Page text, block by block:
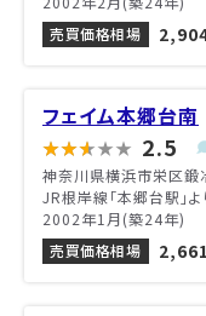
売買価格相場
フェイム本郷台南
2.5
神奈川県横浜市栄区
JR根岸線「本郷台駅」
2002年1月(築24年)
売買価格相場